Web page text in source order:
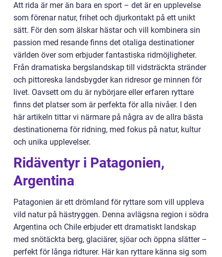
Att rida är mer än bara en sport – det är en upplevelse
som förenar natur, frihet och djurkontakt på ett unikt
sätt. För den som älskar hästar och vill kombinera sin
passion med resande finns det otaliga destinationer
världen över som erbjuder fantastiska ridmöjligheter.
Från dramatiska bergslandskap till vidsträckta stränder
och pittoreska landsbygder kan ridresor ge minnen för
livet. Oavsett om du är nybörjare eller erfaren ryttare
finns det platser som är perfekta för alla nivåer. I den
här artikeln tittar vi närmare på några av de allra bästa
destinationerna för ridning, med fokus på natur, kultur
och unika upplevelser.
Ridäventyr i Patagonien,
Argentina
Patagonien är ett drömland för ryttare som vill uppleva
vild natur på hästryggen. Denna avlägsna region i södra
Argentina och Chile erbjuder ett dramatiskt landskap
med snötäckta berg, glaciärer, sjöar och öppna slätter –
perfekt för långa ridturer. Här kan ryttare känna sig som